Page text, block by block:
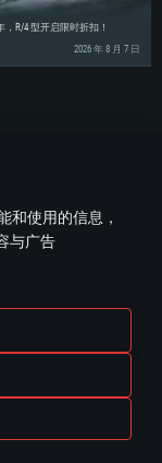
和使用的信息，
与广告
，R/4 型开启限时折扣！
2026 年 8 月 7 日
游戏或为此游戏背书。
现在游玩！